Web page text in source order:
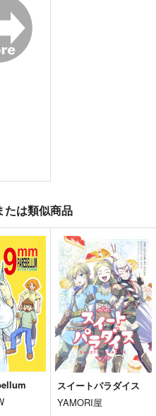
たは類似商品
スイートパラダイス
YAMORI屋